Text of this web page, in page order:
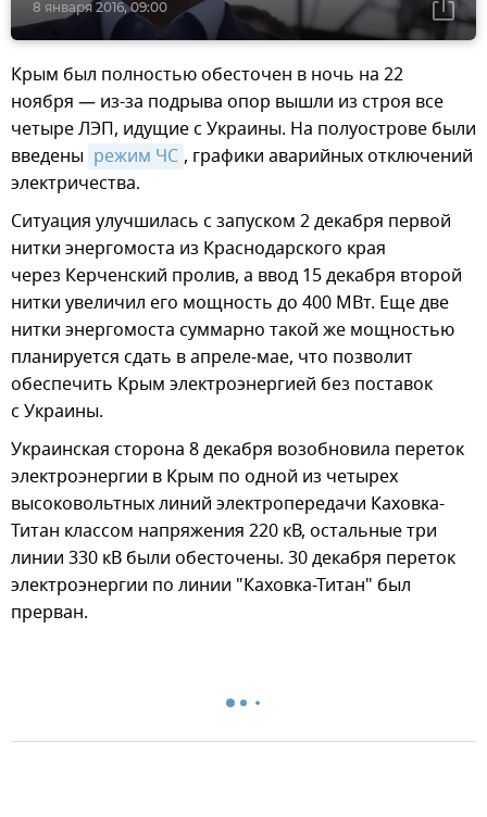
8 января 2016, 09:00
Крым был полностью обесточен в ночь на 22
ноября — из-за подрыва опор вышли из строя все
четыре ЛЭП, идущие с Украины. На полуострове были
введены режим ЧС , графики аварийных отключений
электричества.
Ситуация улучшилась с запуском 2 декабря первой
нитки энергомоста из Краснодарского края
через Керченский пролив, а ввод 15 декабря второй
нитки увеличил его мощность до 400 МВт. Еще две
нитки энергомоста суммарно такой же мощностью
планируется сдать в апреле-мае, что позволит
обеспечить Крым электроэнергией без поставок
с Украины.
Украинская сторона 8 декабря возобновила переток
электроэнергии в Крым по одной из четырех
высоковольтных линий электропередачи Каховка-
Титан классом напряжения 220 кВ, остальные три
линии 330 кВ были обесточены. 30 декабря переток
электроэнергии по линии "Каховка-Титан" был
прерван.